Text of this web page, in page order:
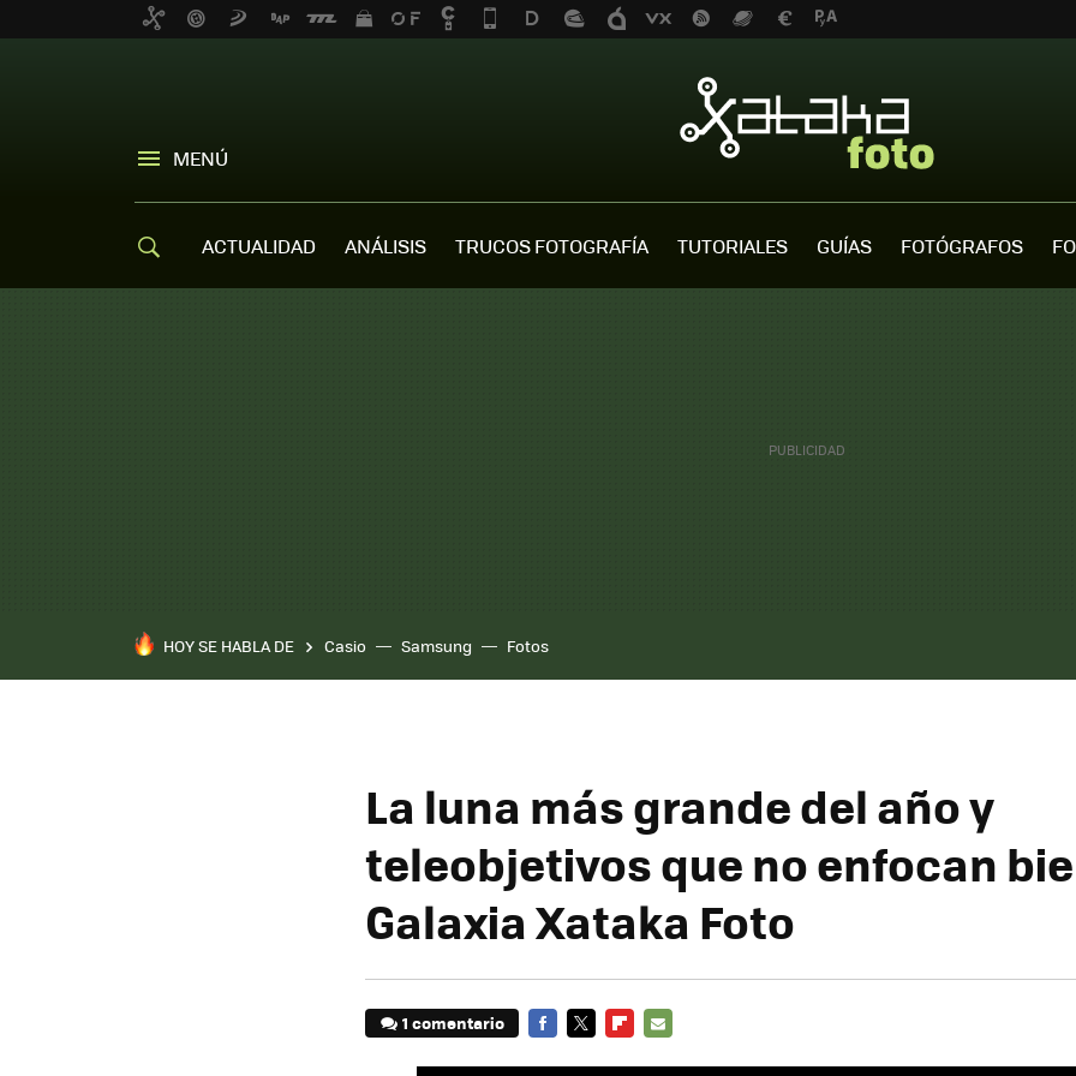
MENÚ
ACTUALIDAD ANÁLISIS TRUCOS FOTOGRAFÍA TUTORIALES GUÍAS FOTÓGRAFOS
HOY SE HABLA DE Casio Samsung Fotos
La luna más grande del año y
teleobjetivos que no enfocan
Galaxia Xataka Foto
1 comentario